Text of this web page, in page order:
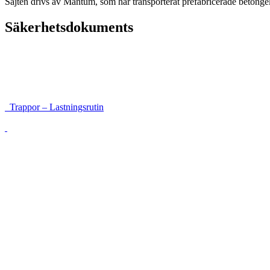
Säkerhetsdokuments
Trappor – Lastningsrutin